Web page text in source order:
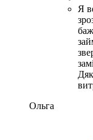
Я
Ольга